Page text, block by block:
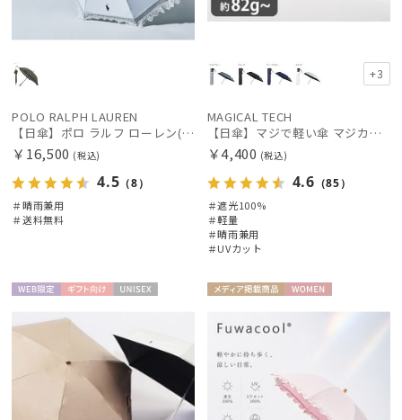
手袋・アームカバー
その他
価格・割引率
在庫表示
POLO RALPH LAUREN
【日傘】ポロ ラルフ ローレン(POLO RALPH LAUREN)エンブフリル 長傘 【公式ムーンバット】 遮光 遮熱 UV 晴雨兼用
￥16,500 (税込)
4.5 （8）
＃晴雨兼用
＃送料無料
+3
MAGICAL TECH
【日傘】マジで軽い傘 マジカルテックプロテクション(MAGICAL TECH PROTECTION)50cm 晴雨兼用傘折りたたみ日傘 一級遮光100% UV 軽量 人気 レディース メンズ
￥4,400 (税込)
4.6 （85）
＃遮光100%
＃軽量
＃晴雨兼用
＃UVカット
定
向け
載商品
N